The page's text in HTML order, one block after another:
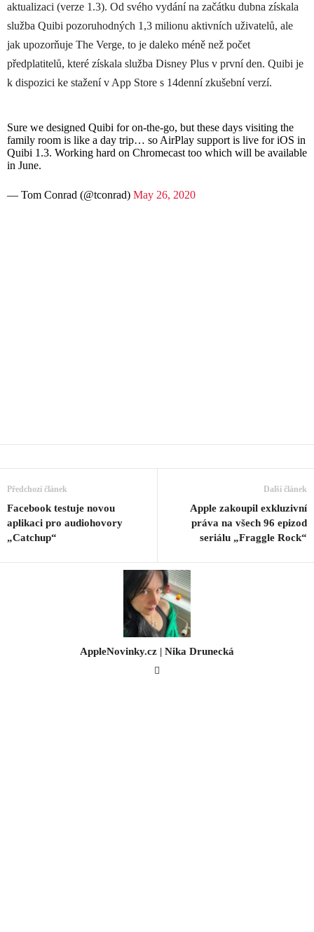
aktualizaci (verze 1.3). Od svého vydání na začátku dubna získala
služba Quibi pozoruhodných 1,3 milionu aktivních uživatelů, ale
jak upozorňuje The Verge, to je daleko méně než počet
předplatitelů, které získala služba Disney Plus v první den. Quibi je
k dispozici ke stažení v App Store s 14denní zkušební verzí.
Sure we designed Quibi for on-the-go, but these days visiting the
family room is like a day trip… so AirPlay support is live for iOS in
Quibi 1.3. Working hard on Chromecast too which will be available
in June.
— Tom Conrad (@tconrad) May 26, 2020
Předchozí článek
Facebook testuje novou
aplikaci pro audiohovory
„Catchup“
Další článek
Apple zakoupil exkluzivní
práva na všech 96 epizod
seriálu „Fraggle Rock“
AppleNovinky.cz | Nika Drunecká